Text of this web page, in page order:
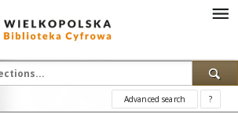
Advanced search ?